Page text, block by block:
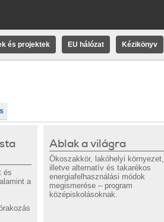
és projektek EU hálózat Kézikönyv
és
a
Ablak a világra
Ökoszakkör, lakóhelyi környezet,
illetve alternatív és takarékos
energiafelhasználási módok
megismerése – program
középiskolásoknak.